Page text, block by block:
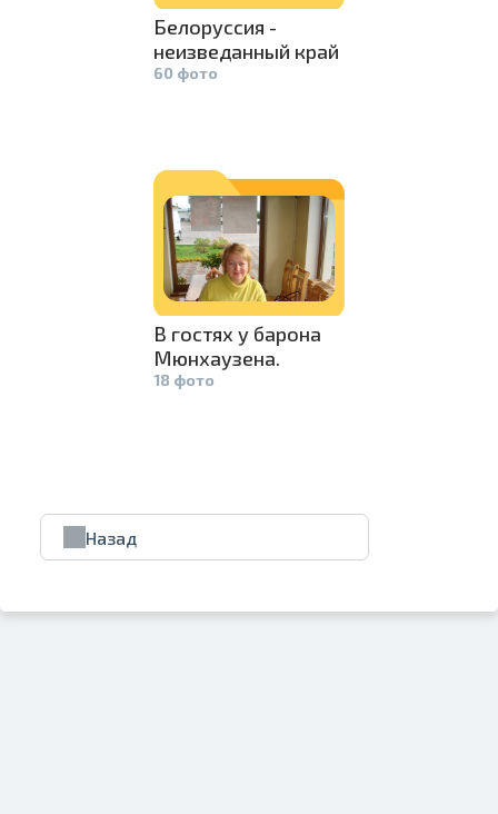
Белоруссия­ -
неизведанн­ый край
60 фото
В гостях у барона
Мюнхаузена­.
18 фото
Назад